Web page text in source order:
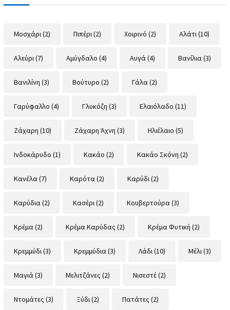
Μοσχάρι (2) Πιπέρι (2) Χοιρινό (2) Αλάτι (10)
Αλεύρι (7) Αμύγδαλο (4) Αυγά (4) Βανίλια (3)
Βανιλίνη (3) Βούτυρο (2) Γάλα (2)
Γαρύφαλλο (4) Γλυκόζη (3) Ελαιόλαδο (11)
Ζάχαρη (10) Ζάχαρη Άχνη (3) Ηλιέλαιο (5)
Ινδοκάρυδο (1) Κακάο (2) Κακάο Σκόνη (2)
Κανέλα (7) Καρότα (2) Καρύδι (2)
Καρύδια (2) Κασέρι (2) Κουβερτούρα (3)
Κρέμα (2) Κρέμα Καρύδας (2) Κρέμα Φυτική (2)
Κρεμμύδι (3) Κρεμμύδια (3) Λάδι (10) Μέλι (3)
Μαγιά (3) Μελιτζάνες (2) Νισεστέ(2)
Ντομάτες (3) Ξύδι (2) Πατάτες (2)